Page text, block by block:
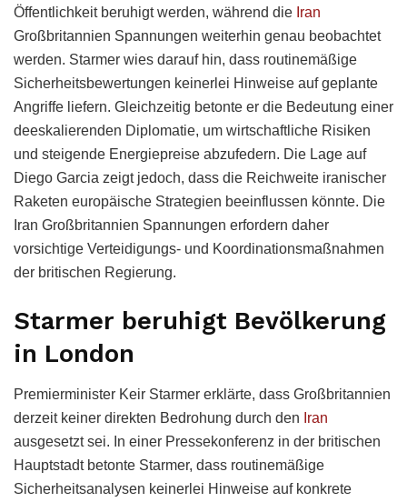
Öffentlichkeit beruhigt werden, während die Iran
Großbritannien Spannungen weiterhin genau beobachtet
werden. Starmer wies darauf hin, dass routinemäßige
Sicherheitsbewertungen keinerlei Hinweise auf geplante
Angriffe liefern. Gleichzeitig betonte er die Bedeutung einer
deeskalierenden Diplomatie, um wirtschaftliche Risiken
und steigende Energiepreise abzufedern. Die Lage auf
Diego Garcia zeigt jedoch, dass die Reichweite iranischer
Raketen europäische Strategien beeinflussen könnte. Die
Iran Großbritannien Spannungen erfordern daher
vorsichtige Verteidigungs- und Koordinationsmaßnahmen
der britischen Regierung.
Starmer beruhigt Bevölkerung
in London
Premierminister Keir Starmer erklärte, dass Großbritannien
derzeit keiner direkten Bedrohung durch den Iran
ausgesetzt sei. In einer Pressekonferenz in der britischen
Hauptstadt betonte Starmer, dass routinemäßige
Sicherheitsanalysen keinerlei Hinweise auf konkrete